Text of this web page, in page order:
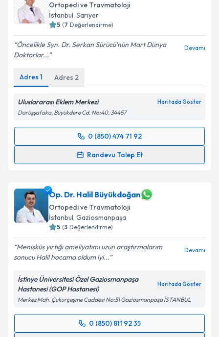
Ortopedi ve Travmatoloji
İstanbul, Sarıyer
5 (7 Değerlendirme)
Öncelikle Syn. Dr. Serkan Sürücü'nün Mart Dünya
Doktorlar...
Devamı
Adres 1 Adres 2
Uluslararası Eklem Merkezi Haritada Göster
Darüşşafaka, Büyükdere Cd. No:40, 34457
0 (850) 474 71 92
Randevu Talep Et
Randevu Takvimi Talebi
takvim hazırlandığında e-posta ile bilgilendireceğiz.
E-posta Adresiniz
Kişisel verilerimin işlenmesine ilişkin
kapsamda işlenmesini kabul ediyorum.
Op. Dr. Halil Büyükdoğan
Ortopedi ve Travmatoloji
İstanbul, Gaziosmanpaşa
5 (3 Değerlendirme)
Menisküs yırtığı ameliyatımı uzun araştırmalarım
sonucu Halil hocama oldum iyi...
Devamı
İstinye Üniversitesi Özel Gaziosmanpaşa
Hastanesi (GOP Hastanesi)
Haritada Göster
Merkez Mah. Çukurçeşme Caddesi No:51 Gaziosmanpaşa İSTANBUL
0 (850) 811 92 35
Randevu Takvimi Talebi